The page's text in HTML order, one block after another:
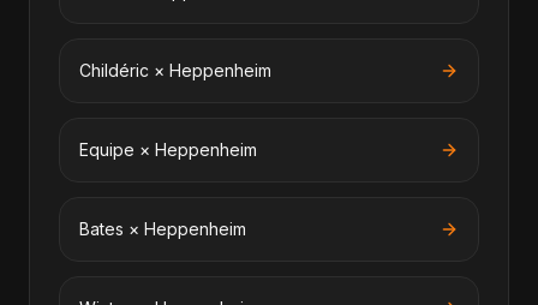
Childéric × Heppenheim
Equipe × Heppenheim
Bates × Heppenheim